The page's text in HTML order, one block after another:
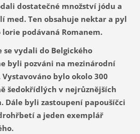
dostatečné množství jódu a
med. Ten obsahuje nektar a pyl
podávaná Romanem.
se vydali do Belgického
byli pozváni na mezinárodní
bylo okolo 300
šedokřídlých v nejrůznějších
Dále byli zastoupení papoušíčci
a jeden exemplář